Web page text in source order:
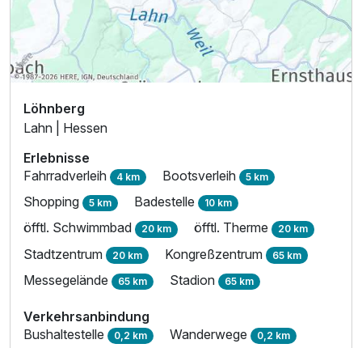
Für 2 Tage p.P. ab 162,50 €
Einzelzimmer Standard
1 Erwachsenen
Löhnberg
Lahn | Hessen
Erlebnisse
Fahrradverleih 4 km Bootsverleih 5 km
Shopping 5 km Badestelle 10 km
öfftl. Schwimmbad 20 km öfftl. Therme 20 km
Stadtzentrum 20 km Kongreßzentrum 65 km
Messegelände 65 km Stadion 65 km
Verkehrsanbindung
Bushaltestelle 0,2 km Wanderwege 0,2 km